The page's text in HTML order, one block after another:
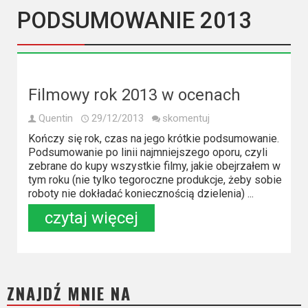
Bollywood
&
ka
Filmy
dokumentalne
Horrory
Kino
azjatyckie
europejskie
PODSUMOWANIE 2013
Filmowy rok 2013 w ocenach
Quentin 29/12/2013 skomentuj
Kończy się rok, czas na jego krótkie podsumowanie.
Podsumowanie po linii najmniejszego oporu, czyli
zebrane do kupy wszystkie filmy, jakie obejrzałem w
tym roku (nie tylko tegoroczne produkcje, żeby sobie
roboty nie dokładać koniecznością dzielenia) ...
czytaj więcej
ZNAJDŹ MNIE NA